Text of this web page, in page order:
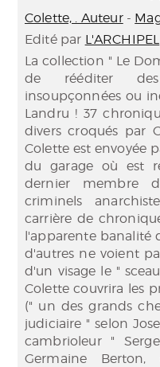
Colette, . Auteur-
Edité par L'ARCHIPEL
La collection " Le
de rééditer des
insoupçonnées ou
Landru ! 37
divers croqués par
Colette est envoyée
du garage où est
dernier membre
criminels
carrière de
l'apparente banalité
d'autres ne voient
d'un visage le "
Colette couvrira les
(" un des grands
judiciaire " selon
cambrioleur "
Germaine